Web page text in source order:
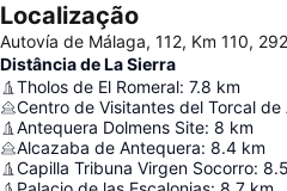
Localização
Autovía de Málaga, 112, Km 110,
Distância de La Sierra
Tholos de El Romeral: 7.8 km
Centro de Visitantes del Torcal de
Antequera Dolmens Site: 8 km
Alcazaba de Antequera: 8.4 km
Capilla Tribuna Virgen Socorro: 8.5